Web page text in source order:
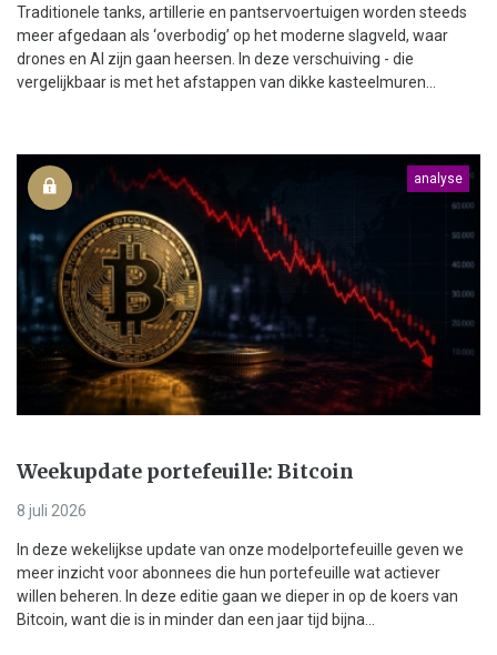
Traditionele tanks, artillerie en pantservoertuigen worden steeds
meer afgedaan als ‘overbodig’ op het moderne slagveld, waar
drones en AI zijn gaan heersen. In deze verschuiving - die
vergelijkbaar is met het afstappen van dikke kasteelmuren...
analyse
Weekupdate portefeuille: Bitcoin
8 juli 2026
In deze wekelijkse update van onze modelportefeuille geven we
meer inzicht voor abonnees die hun portefeuille wat actiever
willen beheren. In deze editie gaan we dieper in op de koers van
Bitcoin, want die is in minder dan een jaar tijd bijna...